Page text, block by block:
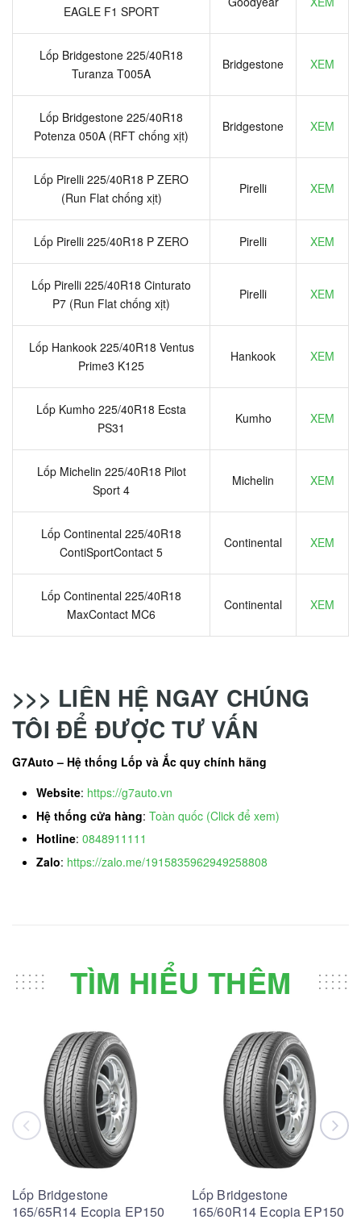
EAGLE F1 SPORT
Lốp Bridgestone 225/40R18
Turanza T005A
Bridgestone XEM
Lốp Bridgestone 225/40R18
Potenza 050A (RFT chống xịt)
Bridgestone XEM
Lốp Pirelli 225/40R18 P ZERO
(Run Flat chống xịt)
Pirelli XEM
Lốp Pirelli 225/40R18 P ZERO Pirelli XEM
Lốp Pirelli 225/40R18 Cinturato
P7 (Run Flat chống xịt)
Pirelli XEM
Lốp Hankook 225/40R18 Ventus
Prime3 K125
Hankook XEM
Lốp Kumho 225/40R18 Ecsta
PS31
Kumho XEM
Lốp Michelin 225/40R18 Pilot
Sport 4
Michelin XEM
Lốp Continental 225/40R18
ContiSportContact 5
Continental XEM
Lốp Continental 225/40R18
MaxContact MC6
Continental XEM
>>> LIÊN HỆ NGAY CHÚNG
TÔI ĐỂ ĐƯỢC TƯ VẤN
G7Auto – Hệ thống Lốp và Ắc quy chính hãng
Website: https://g7auto.vn
Hệ thống cửa hàng: Toàn quốc (Click để xem)
Hotline: 0848911111
Zalo: https://zalo.me/1915835962949258808
TÌM HIỂU THÊM
Lốp Bridgestone
165/65R14 Ecopia EP150
Lốp Bridgestone
165/60R14 Ecopia EP150